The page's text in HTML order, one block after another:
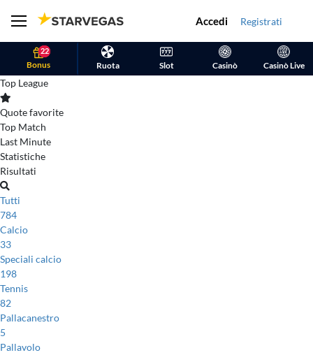
Accedi Registrati
22
Bonus Ruota Slot Casinò Casinò Live
Top League
Quote favorite
Top Match
Last Minute
Statistiche
Risultati
Tutti
784
Calcio
33
Speciali calcio
198
Tennis
82
Pallacanestro
5
Pallavolo